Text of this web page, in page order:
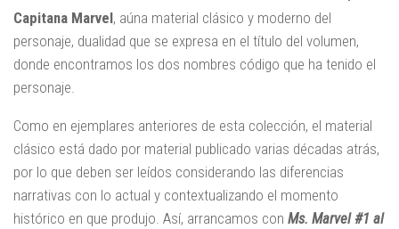
Capitana Marvel, aúna material clásico y moderno del
personaje, dualidad que se expresa en el título del volumen,
donde encontramos los dos nombres código que ha tenido el
personaje.
Como en ejemplares anteriores de esta colección, el material
clásico está dado por material publicado varias décadas atrás,
por lo que deben ser leídos considerando las diferencias
narrativas con lo actual y contextualizando el momento
histórico en que produjo. Así, arrancamos con Ms. Marvel #1 al